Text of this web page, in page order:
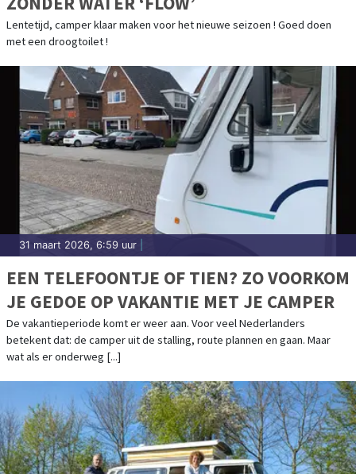
Lentetijd, camper klaar maken voor het nieuwe seizoen ! Goed doen
met een droogtoilet !
31 maart 2026, 6:59 uur
EEN TELEFOONTJE OF TIEN? ZO VOORKOM
JE GEDOE OP VAKANTIE MET JE CAMPER
De vakantieperiode komt er weer aan. Voor veel Nederlanders
betekent dat: de camper uit de stalling, route plannen en gaan. Maar
wat als er onderweg [...]